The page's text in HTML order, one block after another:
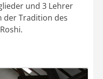
und 3 Lehrer
der Tradition des